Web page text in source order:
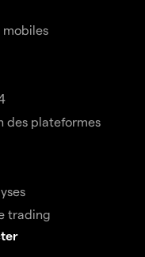
des plateformes
trading